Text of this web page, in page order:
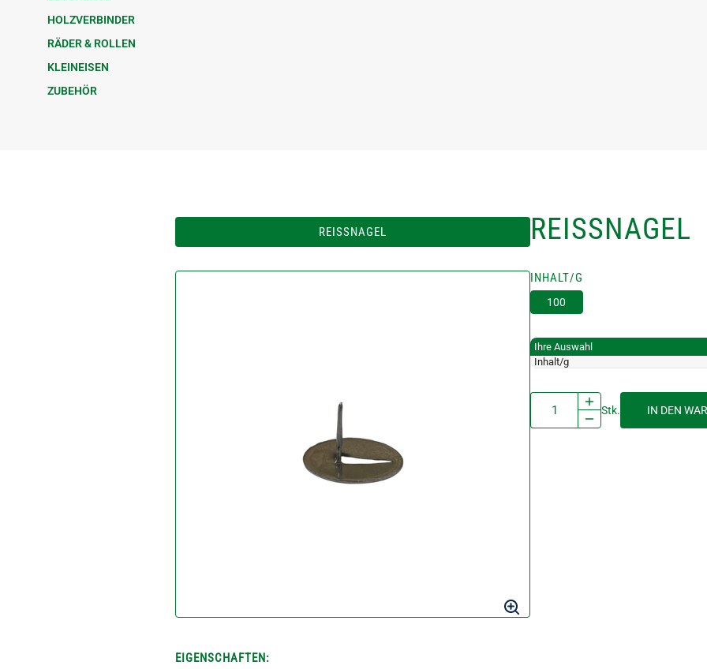
HOLZVERBINDER
RÄDER & ROLLEN
KLEINEISEN
ZUBEHÖR
REISSNAGEL
EIGENSCHAFTEN:
REISSNAGEL
INHALT/G
100
Ihre Auswahl
Inhalt/g
Stk. IN DEN